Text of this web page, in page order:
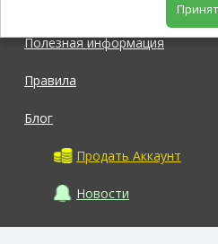
Полезная информация
Правила
Блог
Продать Аккаунт
Новости